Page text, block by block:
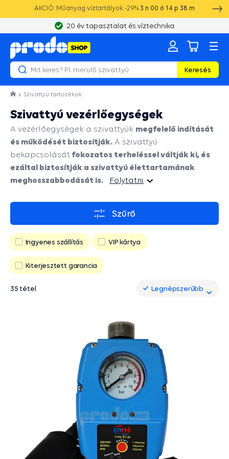
AKCIÓ: Műanyag víztartályok -29% 3 n 00 ó 14 p 37 m
20 év tapasztalat és víztechnika
Keresés
Szivattyú tartozékok
Szivattyú vezérlőegységek
A vezérlőegységek a szivattyúk megfelelő indítását
és működését biztosítják. A szivattyú
bekapcsolását fokozatos terheléssel váltják ki, és
ezáltal biztosítják a szivattyú élettartamának
meghosszabbodását is.
Folytatni
Folytatni
Szűrő
Ingyenes szállítás VIP kártya
Kiterjesztett garancia
35 tétel Legnépszerűbb
Legnépszerűbb